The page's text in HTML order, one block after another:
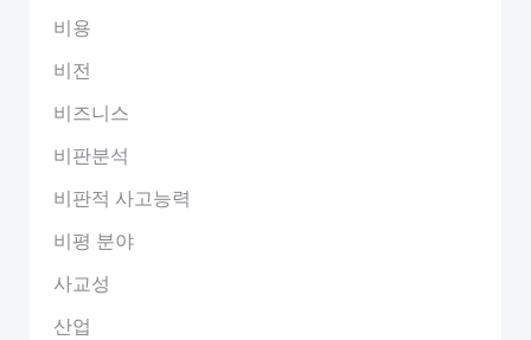
비용
비전
비즈니스
비판분석
비판적 사고능력
비평 분야
사교성
산업